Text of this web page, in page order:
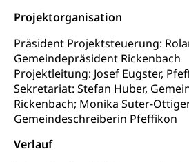
Projektorganisation
Präsident Projektsteuerung:
Gemeindepräsident Rickenbach
Projektleitung: Josef Eugster,
Sekretariat: Stefan Huber,
Rickenbach; Monika Suter-
Gemeindeschreiberin Pfeffikon
Verlauf
Prävention
Mutterschaftsversicherung,
Sozialhilfe
Kranken- und
(gruezi.lu.ch)
Krankenversicherung
Sucht und Drogen
Drogenabhängigkeit, Drogensucht,
Medikamentenabhängigkeit,
Arzneimittelabhängigkeit,
Drogenabhängige, Drogensüchtige,
Betäubungsmittel, Suchtmittel,